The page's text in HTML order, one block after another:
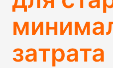
затрата